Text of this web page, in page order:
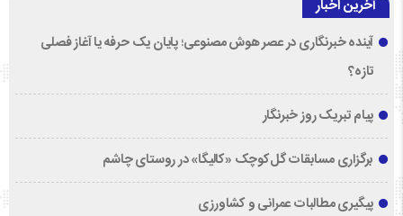
آخرین اخبار
آینده خبرنگاری در عصر هوش مصنوعی؛ پایان یک حرفه یا آغاز فصلی
تازه؟
پیام تبریک روز خبرنگار
برگزاری مسابقات گل‌کوچک «کالیگا» در روستای چاشم
پیگیری مطالبات عمرانی و کشاورزی